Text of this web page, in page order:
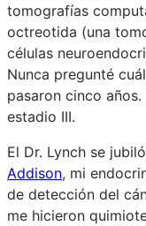
tomografías
octreotida (una
células
Nunca pregunté
pasaron cinco
estadio III.
El Dr. Lynch se
Addison, mi
de detección del
me hicieron